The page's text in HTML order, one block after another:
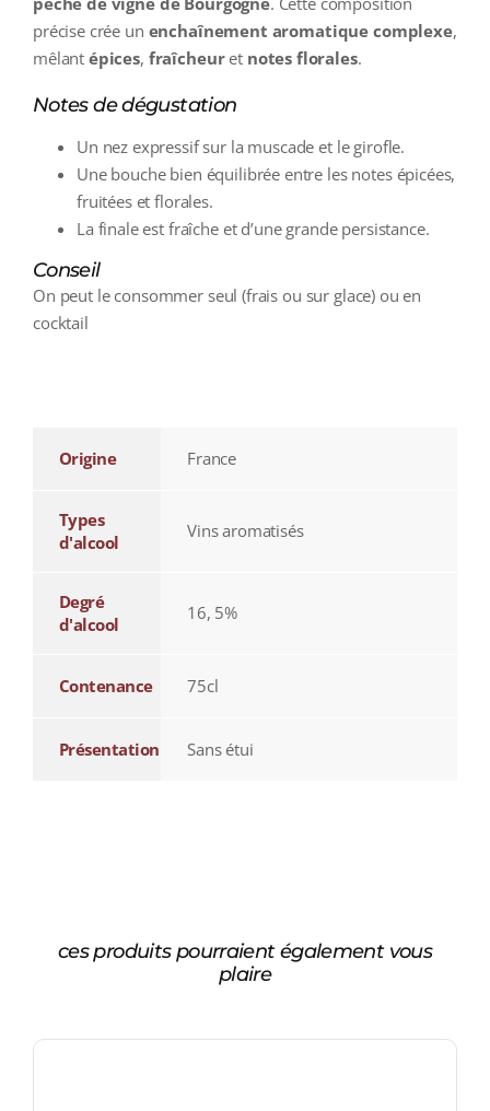
précise crée un enchaînement aromatique complexe,
mêlant épices, fraîcheuret notes florales.
Notes de dégustation
Un nez expressif sur la muscade et le girofle.
Une bouche bien équilibrée entre les notes épicées,
fruitées et florales.
La finale est fraîche et d’une grande persistance.
Conseil
On peut le consommer seul (frais ou sur glace) ou en
cocktail
Origine France
Types
d'alcool
Vins aromatisés
Degré
d'alcool
16, 5%
Contenance 75cl
Présentation Sans étui
ces produits pourraient également vous
plaire